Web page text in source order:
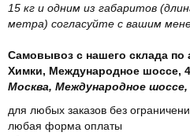
15 кг и одним из габаритов
метра) согласуйте с вашим
Самовывоз с нашего склада по
Химки, Международное шоссе,
Москва, Международное шоссе,
для любых заказов без
любая форма оплаты